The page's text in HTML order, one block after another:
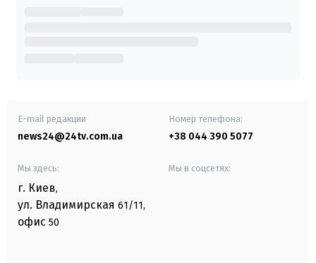
E-mail редакции
news24@24tv.com.ua
Номер телефона:
+38 044 390 5077
Мы здесь:
г. Киев,
ул. Владимирская 61/11,
офис 50
Мы в соцсетях: